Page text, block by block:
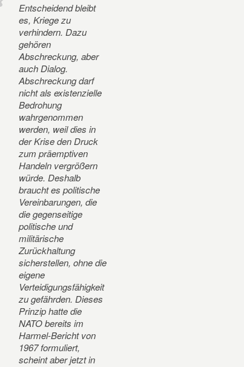
Entscheidend bleibt
es, Kriege zu
verhindern. Dazu
gehören
Abschreckung, aber
auch Dialog.
Abschreckung darf
nicht als existenzielle
Bedrohung
wahrgenommen
werden, weil dies in
der Krise den Druck
zum präemptiven
Handeln vergrößern
würde. Deshalb
braucht es politische
Vereinbarungen, die
die gegenseitige
politische und
militärische
Zurückhaltung
sicherstellen, ohne die
eigene
Verteidigungsfähigkeit
zu gefährden. Dieses
Prinzip hatte die
NATO bereits im
Harmel-Bericht von
1967 formuliert,
scheint aber jetzt in